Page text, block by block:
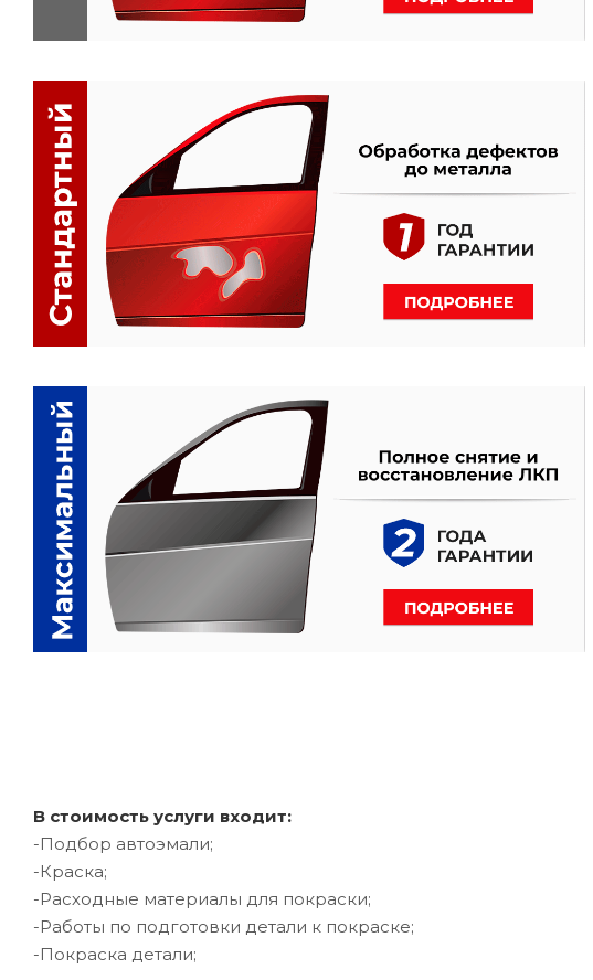
В стоимость услуги входит:
-Подбор автоэмали;
-Краска;
-Расходные материалы для покраски;
-Работы по подготовки детали к покраске;
-Покраска детали;